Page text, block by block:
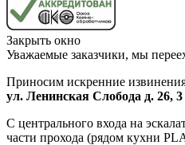
Закрыть окно
Уважаемые заказчики, мы
Приносим искренние
ул. Ленинская Слобода д. 26,
С центрального входа на
части прохода (рядом кухни